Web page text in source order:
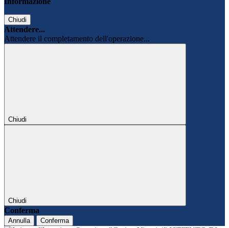
Chiudi
Attendere...
Attendere il completamento dell'operazione...
Chiudi
Chiudi
Conferma
Annulla Conferma